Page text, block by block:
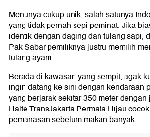
Menunya cukup unik, salah satunya
yang tidak pernah sepi peminat. Jika
identik dengan daging dan tulang sapi,
Pak Sabar pemiliknya justru memilih
tulang ayam.
Berada di kawasan yang sempit, agak
ingin datang ke sini dengan kendaraan
yang berjarak sekitar 350 meter
Halte TransJakarta Permata Hijau
pemanasan sebelum makan banyak.